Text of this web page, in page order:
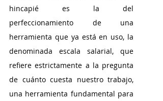
hincapié es la del
perfeccionamiento de una
herramienta que ya está en uso, la
denominada escala salarial, que
refiere estrictamente a la pregunta
de cuánto cuesta nuestro trabajo,
una herramienta fundamental para